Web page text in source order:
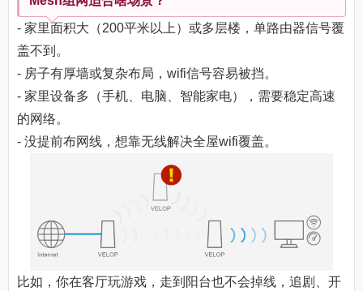
- 家里面积大（200平米以上）或多层楼，单路由器信号覆
盖不到。
- 房子有厚墙或复杂布局，wifi信号容易被挡。
- 家里设备多（手机、电脑、智能家电），需要稳定高速
的网络。
- 没提前布网线，想靠无线解决全屋wifi覆盖。
比如，你在客厅玩游戏，走到阳台也不会掉线，追剧、开